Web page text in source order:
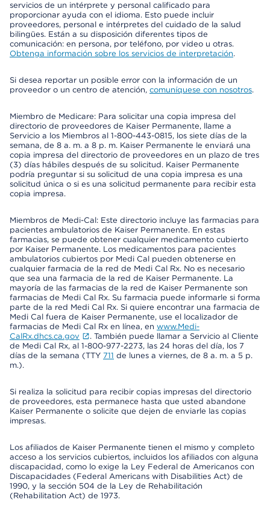
servicios de un intérprete y personal calificado para
proporcionar ayuda con el idioma. Esto puede incluir
proveedores, personal e intérpretes del cuidado de la salud
bilingües. Están a su disposición diferentes tipos de
comunicación: en persona, por teléfono, por video u otras.
Obtenga información sobre los servicios de interpretación.
Si desea reportar un posible error con la información de un
proveedor o un centro de atención, comuníquese con nosotros.
Miembro de Medicare: Para solicitar una copia impresa del
directorio de proveedores de Kaiser Permanente, llame a
Servicio a los Miembros al 1-800-443-0815, los siete días de la
semana, de 8 a. m. a 8 p. m. Kaiser Permanente le enviará una
copia impresa del directorio de proveedores en un plazo de tres
(3) días hábiles después de su solicitud. Kaiser Permanente
podría preguntar si su solicitud de una copia impresa es una
solicitud única o si es una solicitud permanente para recibir esta
copia impresa.
Miembros de Medi-Cal: Este directorio incluye las farmacias para
pacientes ambulatorios de Kaiser Permanente. En estas
farmacias, se puede obtener cualquier medicamento cubierto
por Kaiser Permanente. Los medicamentos para pacientes
ambulatorios cubiertos por Medi Cal pueden obtenerse en
cualquier farmacia de la red de Medi Cal Rx. No es necesario
que sea una farmacia de la red de Kaiser Permanente. La
mayoría de las farmacias de la red de Kaiser Permanente son
farmacias de Medi Cal Rx. Su farmacia puede informarle si forma
parte de la red Medi Cal Rx. Si quiere encontrar una farmacia de
Medi Cal fuera de Kaiser Permanente, use el localizador de
farmacias de Medi Cal Rx en línea, en www.Medi-
CalRx.dhcs.ca.gov
. También puede llamar a Servicio al Cliente
de Medi Cal Rx, al 1-800-977-2273, las 24 horas del día, los 7
días de la semana (TTY 711 de lunes a viernes, de 8 a. m. a 5 p.
m.).
Si realiza la solicitud para recibir copias impresas del directorio
de proveedores, esta permanece hasta que usted abandone
Kaiser Permanente o solicite que dejen de enviarle las copias
impresas.
Los afiliados de Kaiser Permanente tienen el mismo y completo
acceso a los servicios cubiertos, incluidos los afiliados con alguna
discapacidad, como lo exige la Ley Federal de Americanos con
Discapacidades (Federal Americans with Disabilities Act) de
1990, y la sección 504 de la Ley de Rehabilitación
(Rehabilitation Act) de 1973.